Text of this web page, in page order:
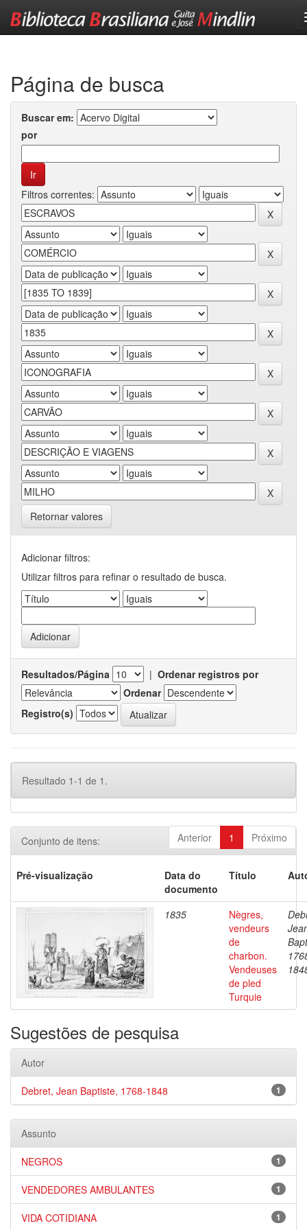
Página de busca
Buscar em:
por
Filtros correntes:
Retornar valores
Adicionar filtros:
Utilizar filtros para refinar o resultado de busca.
Resultados/Página | Ordenar registros por
Ordenar
Registro(s)
Resultado 1-1 de 1.
Anterior 1 Próximo
Conjunto de itens:
Pré-visualização
Data do
documento
Título
1835
Nègres,
vendeurs
de
charbon.
Vendeuses
de pled
Turquie
Sugestões de pesquisa
Autor
1
Debret, Jean Baptiste, 1768-1848
Assunto
1
NEGROS
1
VENDEDORES AMBULANTES
1
VIDA COTIDIANA